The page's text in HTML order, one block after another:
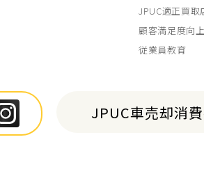
JPUC適正買取
顧客満足度向
従業員教育
JPUC車売却消